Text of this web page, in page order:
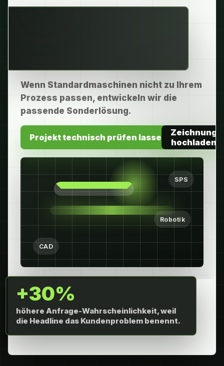
Wenn Standardmaschinen nicht zu Ihrem
Prozess passen, entwickeln wir die
passende Sonderlösung.
Projekt technisch prüfen lassen
Zeichnung
hochladen
SPS
CAD
Robotik
+30%
höhere Anfrage-Wahrscheinlichkeit, weil
die Headline das Kundenproblem benennt.